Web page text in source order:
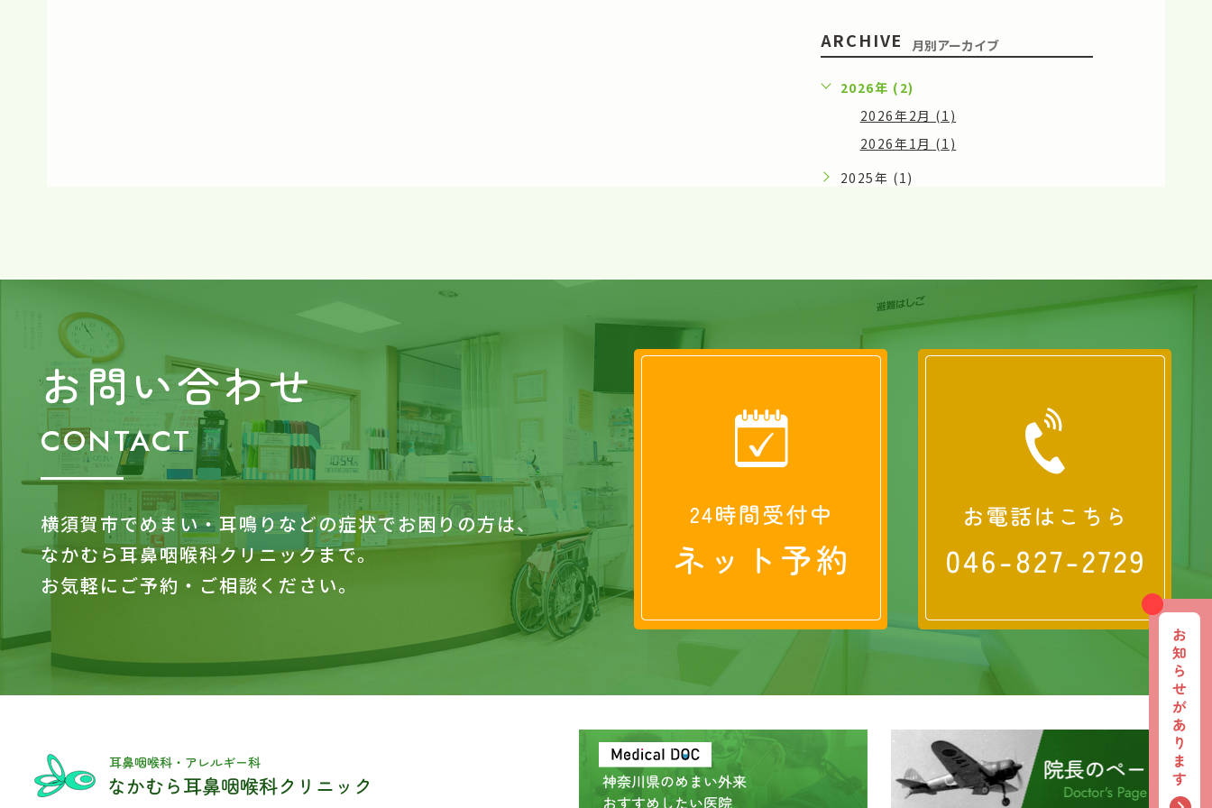
ARCHIVE 月別アーカイブ
2026年 (2)
2026年2月 (1)
2026年1月 (1)
2025年 (1)
お問い合わせ
CONTACT
横須賀市でめまい・耳鳴りなどの症状でお困りの方は、
なかむら耳鼻咽喉科クリニックまで。
お気軽にご予約・ご相談ください。